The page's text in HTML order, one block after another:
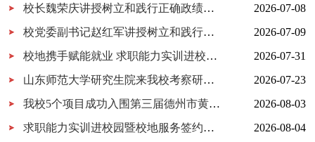
校长魏荣庆讲授树立和践行正确政绩观学习教育专题党课
2026-07-08
校党委副书记赵红军讲授树立和践行正确政绩观学习教育专题党课
2026-07-09
校地携手赋能就业 求职能力实训进校园暨校地服务签约仪式在我校...
2026-07-31
山东师范大学研究生院来我校考察研究生实习实践基地建设
2026-07-23
我校5个项目成功入围第三届德州市黄炎培职业教育创新创业大赛决...
2026-08-03
求职能力实训进校园暨校地服务签约仪式在我校举行
2026-08-04